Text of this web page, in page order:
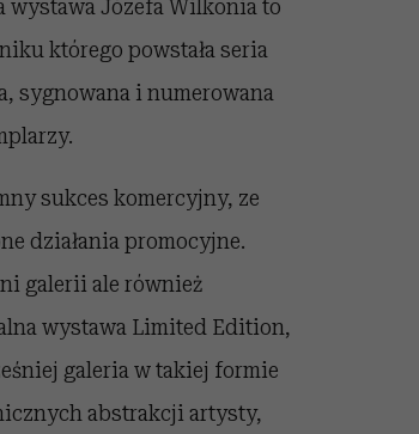
Józefa Wilkonia to
którego powstała seria
sygnowana i numerowana
sukces komercyjny, ze
działania promocyjne.
galerii ale również
wystawa Limited Edition,
galeria w takiej formie
abstrakcji artysty,